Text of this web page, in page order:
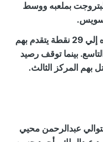
بملعبه ووسط
بهذا الفوز يرفع الحرس رصيده إلي 29 نقطة يتقدم بهم
بينما توقف رصيد
عبدالرحمن محيي